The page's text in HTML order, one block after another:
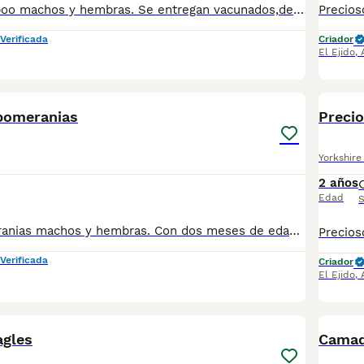
Preciosos maltipoo machos y hembras. Se entregan vacunados,desparasitados y cartilla veterinaria. Revisados por veterinario. Se mandan fotos sin compromiso Más info 618645328
Criador
El Ejido,
Preciosos Pomeranias machos y hembras. Con dos meses de edad listos para llevar a casa. Se entregan vacunados y desparasitados y cartilla veterinaria. Mando fotos. Mas información 618645328
2 años
Edad
Criador
El Ejido,